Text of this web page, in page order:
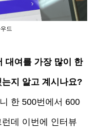
드
대여를 가장 많이 한
지 알고 계시나요?
한 500번에서 600
데 이번에 인터뷰